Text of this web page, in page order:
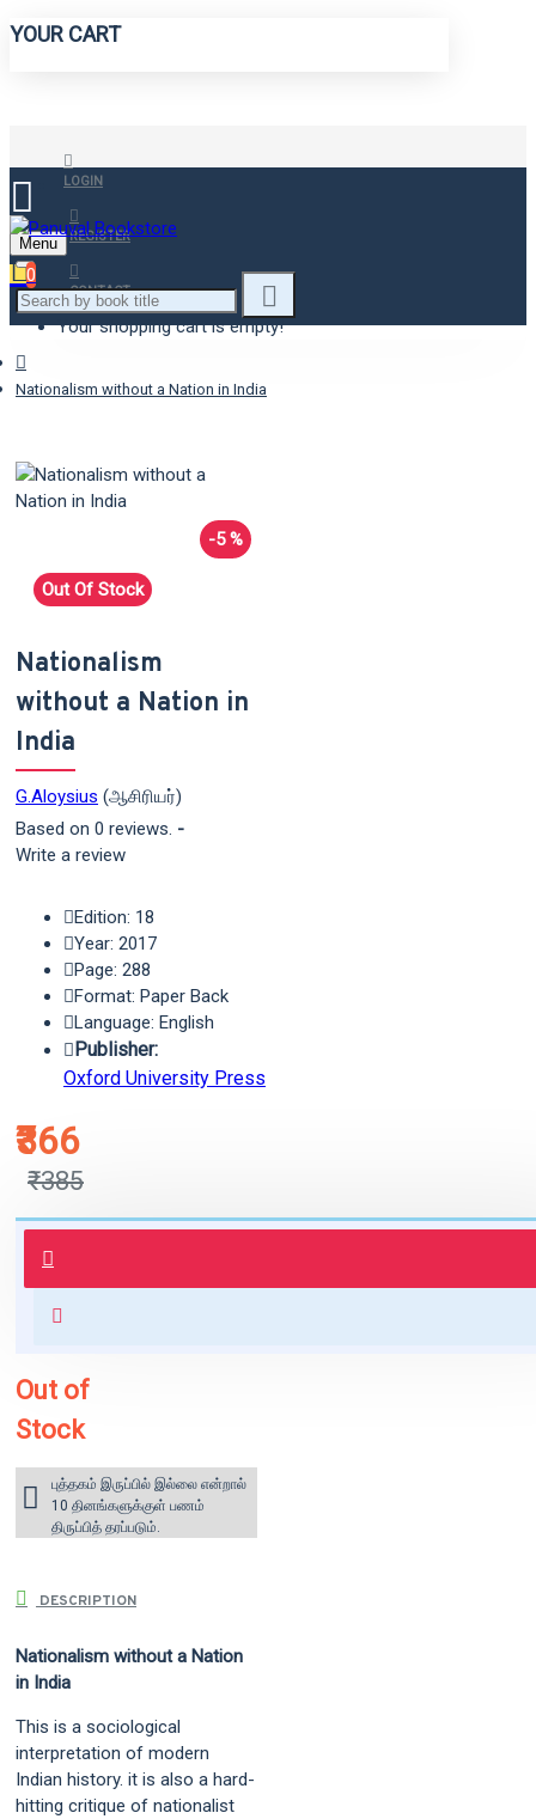
YOUR CART
LOGIN
REGISTER
CONTACT
Menu
0
Your shopping cart is empty!
Nationalism without a Nation in India
-5 %
Out Of Stock
Nationalism
without a Nation in
India
G.Aloysius (ஆசிரியர்)
Based on 0 reviews. -
Write a review
₹366
₹385
Edition: 18
Year: 2017
Page: 288
Format: Paper Back
Language: English
Publisher:
Oxford University Press
புத்தகம் 3 - 7 நாட்களில் அனுப்பி
வைக்கப்படும்.
for orders above ₹1000 within
Out of
Stock
புத்தகம் இருப்பில் இல்லை என்றால்
10 தினங்களுக்குள் பணம்
திருப்பித் தரப்படும்.
DESCRIPTION
Nationalism without a Nation
in India
This is a sociological
interpretation of modern
Indian history. it is also a hard-
hitting critique of nationalist